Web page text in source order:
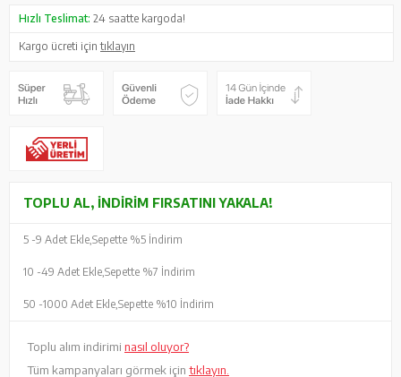
Hızlı Teslimat: 24 saatte kargoda!
Kargo ücreti içintıklayın
TOPLU AL, İNDIRIM FIRSATINI YAKALA!
5 -9 Adet Ekle, Sepette %5 İndirim
10 -49 Adet Ekle, Sepette %7 İndirim
50 -1000 Adet Ekle, Sepette %10 İndirim
Toplu alım indirimi nasıl oluyor?
Tüm kampanyaları görmek için tıklayın.